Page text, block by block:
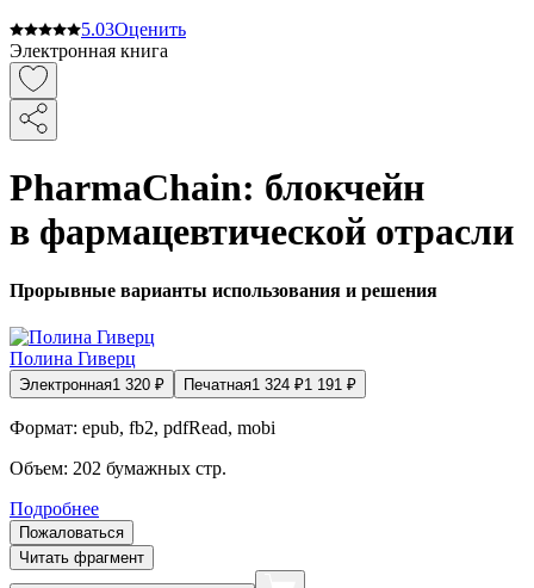
5.03Оценить
Электронная книга
PharmaChain: блокчейн
в фармацевтической отрасли
Прорывные варианты использования и решения
Полина Гиверц
Электронная1 320 ₽ Печатная1 324 ₽1 191 ₽
Формат: epub, fb2, pdfRead, mobi
Объем: 202 бумажных стр.
Подробнее
Пожаловаться
Читать фрагмент